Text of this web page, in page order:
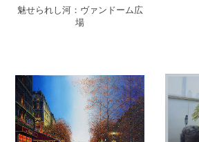
魅せられし河：ヴァンドーム広
場